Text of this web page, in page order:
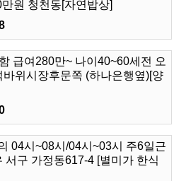
원 청천동[자연밥상]
급여280만~ 나이40~60세전 오
위시장후문쪽 (하나은행옆)[양
04시~08시/04시~03시 주6일근
서구 가정동617-4 [별미가 한식